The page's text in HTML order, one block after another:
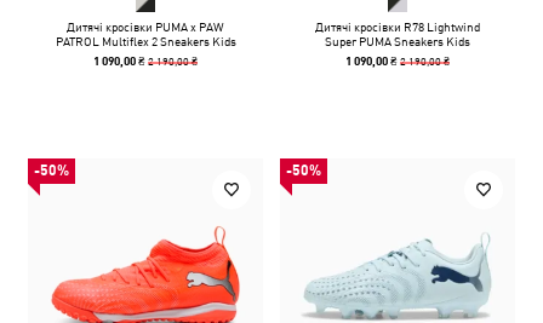
Дитячі кросівки PUMA x PAW
PATROL Multiflex 2 Sneakers Kids
1 090,00 ₴2 190,00 ₴
Дитячі кросівки R78 Lightwind
Super PUMA Sneakers Kids
1 090,00 ₴2 190,00 ₴
-50% -50%